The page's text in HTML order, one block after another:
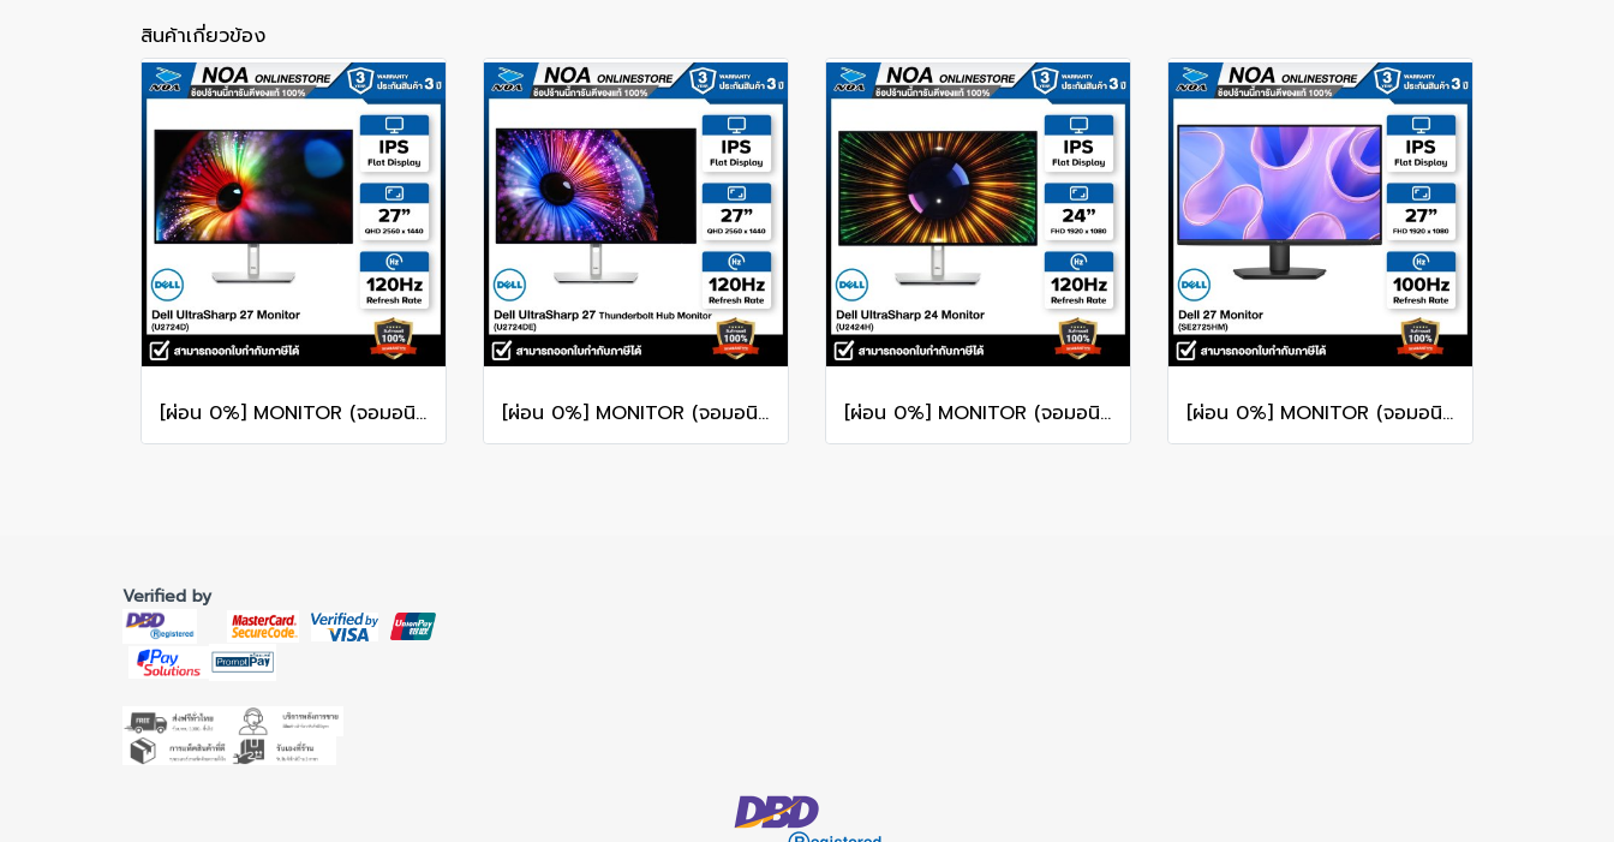
สินค้าเกี่ยวข้อง
[ผ่อน 0%] MONITOR (จอมอนิเตอร์) DELL ULTRASHARP 27 U2724D 27" QHD IPS 120Hz รับประกันศูนย์ไทย 3ปี [ผ่อน 0%] MONITOR (จอมอนิเตอร์) DELL ULTRASHARP 27 U2724DE 27" QHD IPS 120Hz รับประกันศูนย์ไทย 3ปี [ผ่อน 0%] MONITOR (จอมอนิเตอร์) DELL ULTRASHARP 24 U2424H 24" FHD IPS 120Hz รับประกันศูนย์ไทย 3ปี [ผ่อน 0%] MONITOR (จอมอนิเตอร์) DELL 27 SE2725HM 27" FHD IPS 100Hz รับประกันศูนย์ไทย 3ปี
Verified by